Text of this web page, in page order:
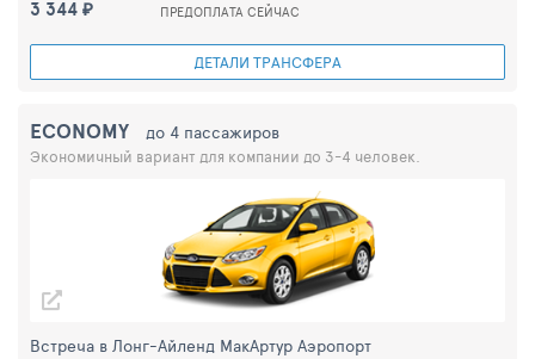
3 344 ₽ ПРЕДОПЛАТА СЕЙЧАС
ДЕТАЛИ ТРАНСФЕРА
Встреча в Лонг-Айленд МакАртур Aэропорт
ECONOMY до 4 пассажиров
Экономичный вариант для компании до 3-4 человек.